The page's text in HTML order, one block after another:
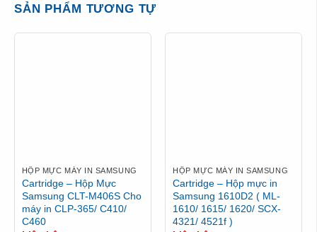
SẢN PHẨM TƯƠNG TỰ
HỘP MỰC MÁY IN SAMSUNG
Cartridge – Hộp Mực
Samsung CLT-M406S Cho
máy in CLP-365/ C410/
C460
HỘP MỰC MÁY IN SAMSUNG
Cartridge – Hộp mực in
Samsung 1610D2 ( ML-
1610/ 1615/ 1620/ SCX-
4321/ 4521f )